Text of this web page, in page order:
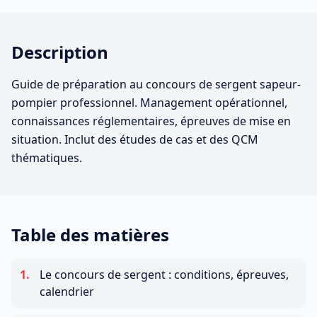
Description
Guide de préparation au concours de sergent sapeur-
pompier professionnel. Management opérationnel,
connaissances réglementaires, épreuves de mise en
situation. Inclut des études de cas et des QCM
thématiques.
Table des matières
1.
Le concours de sergent : conditions, épreuves,
calendrier